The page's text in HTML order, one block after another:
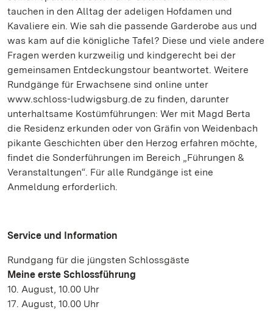
tauchen in den Alltag der adeligen Hofdamen und
Kavaliere ein. Wie sah die passende Garderobe aus und
was kam auf die königliche Tafel? Diese und viele andere
Fragen werden kurzweilig und kindgerecht bei der
gemeinsamen Entdeckungstour beantwortet. Weitere
Rundgänge für Erwachsene sind online unter
www.schloss-ludwigsburg.de zu finden, darunter
unterhaltsame Kostümführungen: Wer mit Magd Berta
die Residenz erkunden oder von Gräfin von Weidenbach
pikante Geschichten über den Herzog erfahren möchte,
findet die Sonderführungen im Bereich „Führungen &
Veranstaltungen“. Für alle Rundgänge ist eine
Anmeldung erforderlich.
Service und Information
Rundgang für die jüngsten Schlossgäste
Meine erste Schlossführung
10. August, 10.00 Uhr
17. August, 10.00 Uhr